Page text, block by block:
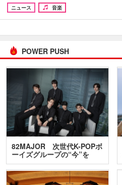
ニュース
音楽
POWER PUSH
82MAJOR 次世代K-POPボ
ーイズグループの“今”を
訊…